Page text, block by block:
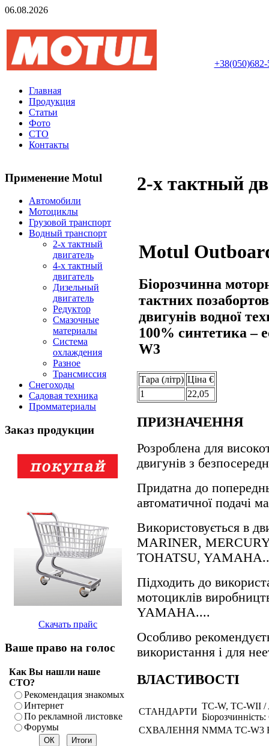
06.08.2026
+38(050)682-
Главная
Продукция
Статьи
Фото
СТО
Контакты
Применение Motul
Автомобили
Мотоциклы
Грузовой транспорт
Водный транспорт
2-х тактный
двигатель
4-х тактный
двигатель
Дизельный
двигатель
Редуктор
Смазочные
материалы
Система
охлаждения
Разное
Трансмиссия
Снегоходы
Садовая техника
Промматериалы
Заказ продукции
Скачать прайс
Ваше право на голос
Как Вы нашли наше
СТО?
Рекомендация знакомых
Интернет
По рекламной листовке
Форумы
2-х тактный
Motul
Біорозчинна
тактних
двигунів водної
100% синтетика –
W3
Тара (лiтр) Цiна €
1
22,05
ПРИЗНАЧЕННЯ
Розроблена для
двигунів з
Придатна до
автоматичної подачі
Використовується в
MARINER,
TOHATSU,
Підходить до
мотоциклів
YAMAHA....
Особливо
використання і для
ВЛАСТИВОСТІ
СТАНДАРТИ
TC-W, TC-WII /
СХВАЛЕННЯ NMMA TC-W3